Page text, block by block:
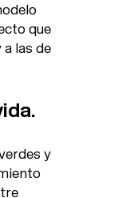
que
las de
y